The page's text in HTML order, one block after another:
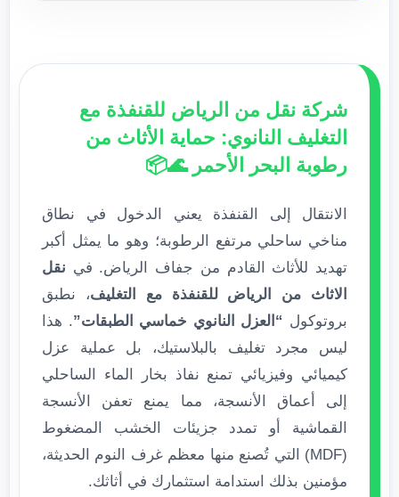
شركة نقل من الرياض للقنفذة مع
التغليف النانوي: حماية الأثاث من
رطوبة البحر الأحمر 🌊📦
الانتقال إلى القنفذة يعني الدخول في نطاق
مناخي ساحلي مرتفع الرطوبة؛ وهو ما يمثل أكبر
تهديد للأثاث القادم من جفاف الرياض. في نقل
الاثاث من الرياض للقنفذة مع التغليف، نطبق
بروتوكول “العزل النانوي خماسي الطبقات”. هذا
ليس مجرد تغليف بالبلاستيك، بل عملية عزل
كيميائي وفيزيائي تمنع نفاذ بخار الماء الساحلي
إلى أعماق الأنسجة، مما يمنع تعفن الأنسجة
القماشية أو تمدد جزيئات الخشب المضغوط
(MDF) التي تُصنع منها معظم غرف النوم الحديثة،
مؤمنين بذلك استدامة استثمارك في أثاثك.